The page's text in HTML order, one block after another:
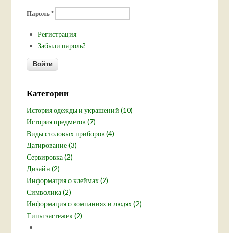
Пароль*
Регистрация
Забыли пароль?
Категории
История одежды и украшений (10)
История предметов (7)
Виды столовых приборов (4)
Датирование (3)
Сервировка (2)
Дизайн (2)
Информация о клеймах (2)
Символика (2)
Информация о компаниях и людях (2)
Типы застежек (2)